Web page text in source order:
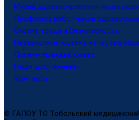
Музей здравоохранения
Профсоюз работников
Охрана труда и безопасность
Независимая оценка качества
Попечительский совет
Наши достижения
Контакты
© ГАПОУ ТО Тобольский